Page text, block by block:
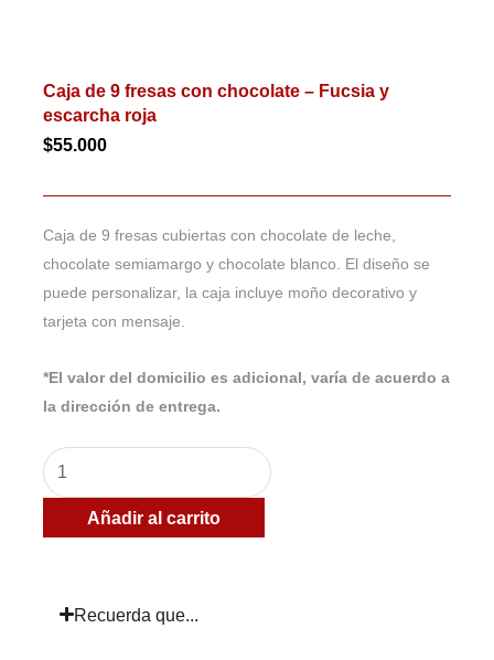
Caja de 9 fresas con chocolate – Fucsia y
escarcha roja
$55.000
Caja de 9 fresas cubiertas con chocolate de leche,
chocolate semiamargo y chocolate blanco. El diseño se
puede personalizar, la caja incluye moño decorativo y
tarjeta con mensaje.
*El valor del domicilio es adicional, varía de acuerdo a
la dirección de entrega.
Caja
de
chocolate
Añadir al carrito
Recuerda que...